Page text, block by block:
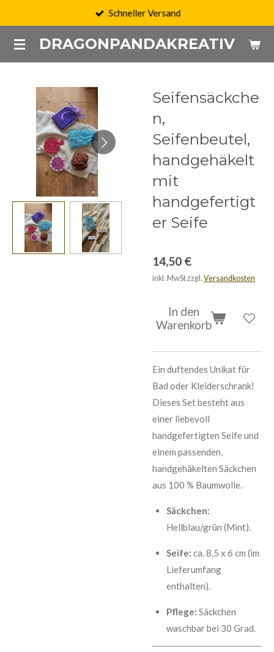
springenDRAGONPANDAKREATIV
Schneller Versand
Seifensäckche
n,
Seifenbeutel,
handgehäkelt
mit
handgefertigt
er Seife
14,50 €
inkl. MwSt zzgl. Versandkosten
In den
Warenkorb
Ein duftendes Unikat für
Bad oder Kleiderschrank!
Dieses Set besteht aus
einer liebevoll
handgefertigten Seife und
einem passenden,
handgehäkelten Säckchen
aus 100 % Baumwolle.
Säckchen:
Hellblau/grün (Mint).
Seife: ca. 8,5 x 6 cm (im
Lieferumfang
enthalten).
Pflege: Säckchen
waschbar bei 30 Grad.